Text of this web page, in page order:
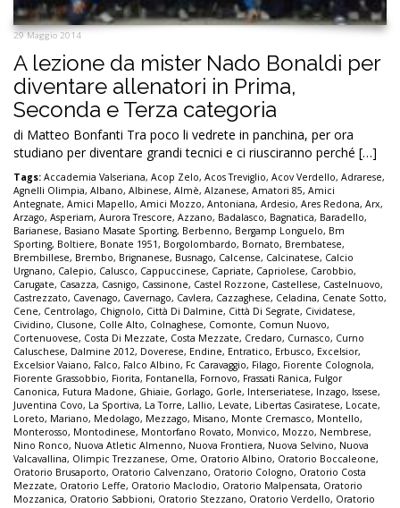
29 Maggio 2014
A lezione da mister Nado Bonaldi per
diventare allenatori in Prima,
Seconda e Terza categoria
di Matteo Bonfanti Tra poco li vedrete in panchina, per ora
studiano per diventare grandi tecnici e ci riusciranno perché […]
Tags: Accademia Valseriana, Acop Zelo, Acos Treviglio, Acov Verdello, Adrarese,
Agnelli Olimpia, Albano, Albinese, Almè, Alzanese, Amatori 85, Amici
Antegnate, Amici Mapello, Amici Mozzo, Antoniana, Ardesio, Ares Redona, Arx,
Arzago, Asperiam, Aurora Trescore, Azzano, Badalasco, Bagnatica, Baradello,
Barianese, Basiano Masate Sporting, Berbenno, Bergamp Longuelo, Bm
Sporting, Boltiere, Bonate 1951, Borgolombardo, Bornato, Brembatese,
Brembillese, Brembo, Brignanese, Busnago, Calcense, Calcinatese, Calcio
Urgnano, Calepio, Calusco, Cappuccinese, Capriate, Capriolese, Carobbio,
Carugate, Casazza, Casnigo, Cassinone, Castel Rozzone, Castellese, Castelnuovo,
Castrezzato, Cavenago, Cavernago, Cavlera, Cazzaghese, Celadina, Cenate Sotto,
Cene, Centrolago, Chignolo, Città Di Dalmine, Città Di Segrate, Cividatese,
Cividino, Clusone, Colle Alto, Colnaghese, Comonte, Comun Nuovo,
Cortenuovese, Costa Di Mezzate, Costa Mezzate, Credaro, Curnasco, Curno
Caluschese, Dalmine 2012, Doverese, Endine, Entratico, Erbusco, Excelsior,
Excelsior Vaiano, Falco, Falco Albino, Fc Caravaggio, Filago, Fiorente Colognola,
Fiorente Grassobbio, Fiorita, Fontanella, Fornovo, Frassati Ranica, Fulgor
Canonica, Futura Madone, Ghiaie, Gorlago, Gorle, Interseriatese, Inzago, Issese,
Juventina Covo, La Sportiva, La Torre, Lallio, Levate, Libertas Casiratese, Locate,
Loreto, Mariano, Medolago, Mezzago, Misano, Monte Cremasco, Montello,
Monterosso, Montodinese, Montorfano Rovato, Monvico, Mozzo, Nembrese,
Nino Ronco, Nuova Atletic Almenno, Nuova Frontiera, Nuova Selvino, Nuova
Valcavallina, Olimpic Trezzanese, Ome, Oratorio Albino, Oratorio Boccaleone,
Oratorio Brusaporto, Oratorio Calvenzano, Oratorio Cologno, Oratorio Costa
Mezzate, Oratorio Leffe, Oratorio Maclodio, Oratorio Malpensata, Oratorio
Mozzanica, Oratorio Sabbioni, Oratorio Stezzano, Oratorio Verdello, Oratorio